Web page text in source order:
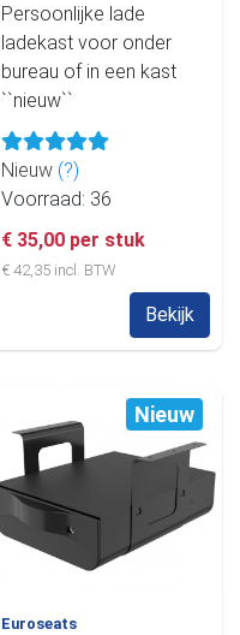
Persoonlijke lade
ladekast voor onder
bureau of in een kast
``nieuw``
Nieuw (?)
Voorraad: 36
€ 35,00 per stuk
€ 42,35 incl. BTW
Bekijk
Nieuw
Euroseats